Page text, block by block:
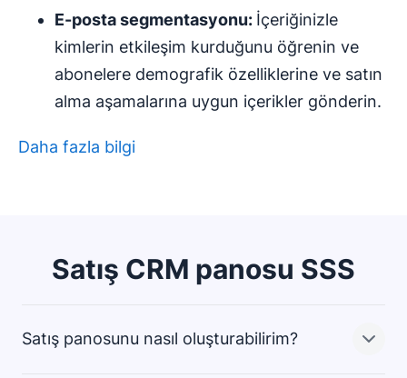
E-posta segmentasyonu: İçeriğinizle
kimlerin etkileşim kurduğunu öğrenin ve
abonelere demografik özelliklerine ve satın
alma aşamalarına uygun içerikler gönderin.
Daha fazla bilgi
Satış CRM panosu SSS
Satış panosunu nasıl oluşturabilirim?